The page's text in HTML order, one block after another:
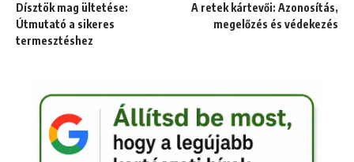
Dísztök mag ültetése:
Útmutató a sikeres
termesztéshez
A retek kártevői: Azonosítás,
megelőzés és védekezés